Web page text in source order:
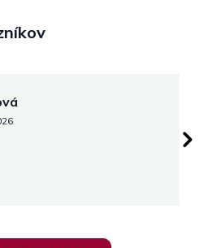
5 z 5 hviezdičiek.